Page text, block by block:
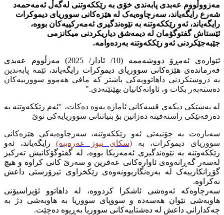
مەزووڵووم عەبدى پابەندى خۆى بە رێککەوتنى لەگەڵ ئەمەحمەد
شەرع رایگەیاند، سەرچاوەیەک لە هێزەکانى سووریاى دیموکرات
رایگەیاند، ئەو رێککەوتنە بە نێوەندگیرى ئەمەرکییەکان بووە،
ئێستاش گفتوگۆمان لە دیمەشق دیاریکردنى میکانزمى
جێبەجێکردنى ئەو رێککەوتنە بەردەوامە.
ئێوارەى ئەمڕۆ دووشەممە (10/ ئادار/ 2025) مەزڵووم عەبدى
فەرماندەى هێزەکانى سووریاى دیموکرات رایگەیاند،ئێمە پابەندین
بە دروستکردنی داهاتوویەکی باشتر کە مافی هەموو سوورییەکان
دەستەبەر بکات و، ئاواتەکانیان بهێنێتەدی."
لە بەشێکى دیکەى قسەکانى ئاماژە بەوە دەکات، "ئەم رێککەوتنە بە
دەرفەتێکی راستەقینە دەزانین بۆ بنیاتنانی سووریایەکی نوێ
سەبارەت بە چۆنیەتى ئەو رێککەوتنە، سەرچاوەیەکى هێزەکانى
سووریاى دیموکرات، بە
(سکاى نیوز عەرەبیە)رایگەیاند، ئەو
رێککەوتنە بە نێوەندگیرى ئەمەریکا بووە، لە گفتوگۆکانیش تەرکیز
لەسەر گەڕانەوەى ئاوارەکانى عەفرین و سەرێ کانى کراوە و هیچ
گۆڕانکارییەک لە بەرەنگاربوونەوەى رێکخراوى تیرۆرستى داعش
نەکراوە.
سەرچاوەکە ئەوەشى ئاشکرا کردووە، لە داهاتوو ئۆپراسیۆنى
هاوبەشى نێوان هەسەدە و سووپاى سووریا بە هاوبەشى دژ بە
چەکدارانى داعش لە دەشتاییەکانى سووریا بەڕیوە دەچێت.